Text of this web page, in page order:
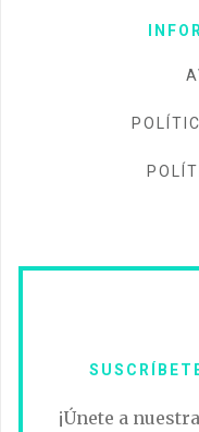
¡Únete a nuestra